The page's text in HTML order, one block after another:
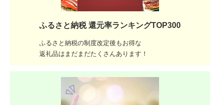
ふるさと納税 還元率ランキングTOP300
ふるさと納税の制度改定後もお得な
返礼品はまだまだたくさんあります！